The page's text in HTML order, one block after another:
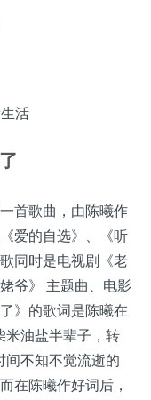
首歌曲，由陈曦作
爱的自选》、《听
同时是电视剧《老
爷》 主题曲、电影
》的歌词是陈曦在
米油盐半辈子，转
间不知不觉流逝的
在陈曦作好词后，